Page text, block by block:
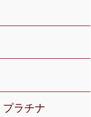
ラチナ